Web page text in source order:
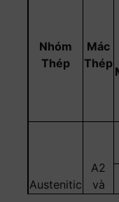
180
Nhóm
Thép
Mác
Thép
Austenitic
A2
và